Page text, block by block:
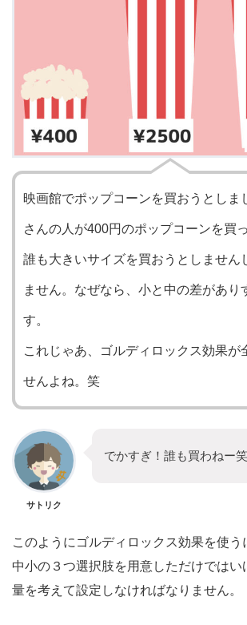
映画館でポップコーンを買おうとしま
さんの人が400円のポップコーンを買
誰も大きいサイズを買おうとしません
ません。なぜなら、小と中の差があり
す。
これじゃあ、ゴルディロックス効果が
せんよね。笑
サトリク
でかすぎ！誰も買わねー笑
このようにゴルディロックス効果を使う
中小の３つ選択肢を用意しただけではい
量を考えて設定しなければなりません。